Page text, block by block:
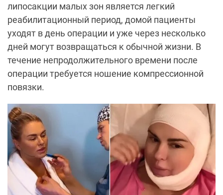
липосакции малых зон является легкий
реабилитационный период, домой пациенты
уходят в день операции и уже через несколько
дней могут возвращаться к обычной жизни. В
течение непродолжительного времени после
операции требуется ношение компрессионной
повязки.